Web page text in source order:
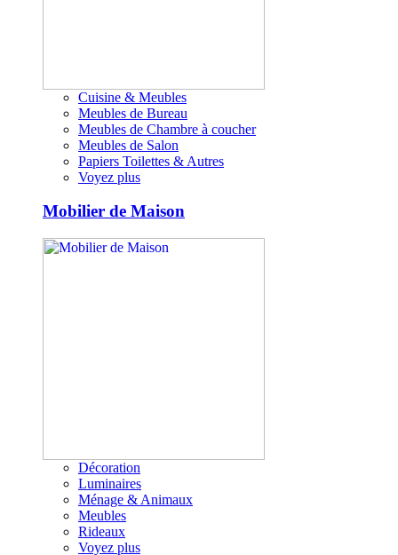
Cuisine & Meubles
Meubles de Bureau
Meubles de Chambre à coucher
Meubles de Salon
Papiers Toilettes & Autres
Voyez plus
Mobilier de Maison
Décoration
Luminaires
Ménage & Animaux
Meubles
Rideaux
Voyez plus